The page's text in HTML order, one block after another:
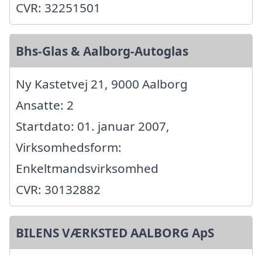
CVR: 32251501
Bhs-Glas & Aalborg-Autoglas
Ny Kastetvej 21, 9000 Aalborg
Ansatte: 2
Startdato: 01. januar 2007,
Virksomhedsform:
Enkeltmandsvirksomhed
CVR: 30132882
BILENS VÆRKSTED AALBORG ApS